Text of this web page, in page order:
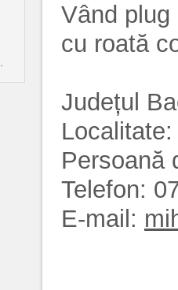
Vând plug
cu roată
Județul
Persoană
Telefon:
E-mail: